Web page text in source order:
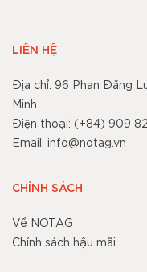
LIÊN HỆ
Địa chỉ: 96 Phan Đăng
Minh
Điện thoại: (+84) 909
Email: info@notag.vn
CHÍNH SÁCH
Về NOTAG
Chính sách hậu mãi